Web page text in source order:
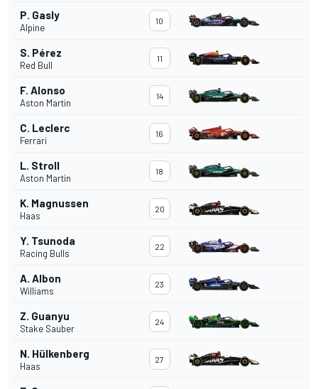
P. Gasly
Alpine
10
S. Pérez
Red Bull
11
F. Alonso
Aston Martin
14
C. Leclerc
Ferrari
16
L. Stroll
Aston Martin
18
K. Magnussen
Haas
20
Y. Tsunoda
Racing Bulls
22
A. Albon
Williams
23
Z. Guanyu
Stake Sauber
24
N. Hülkenberg
Haas
27